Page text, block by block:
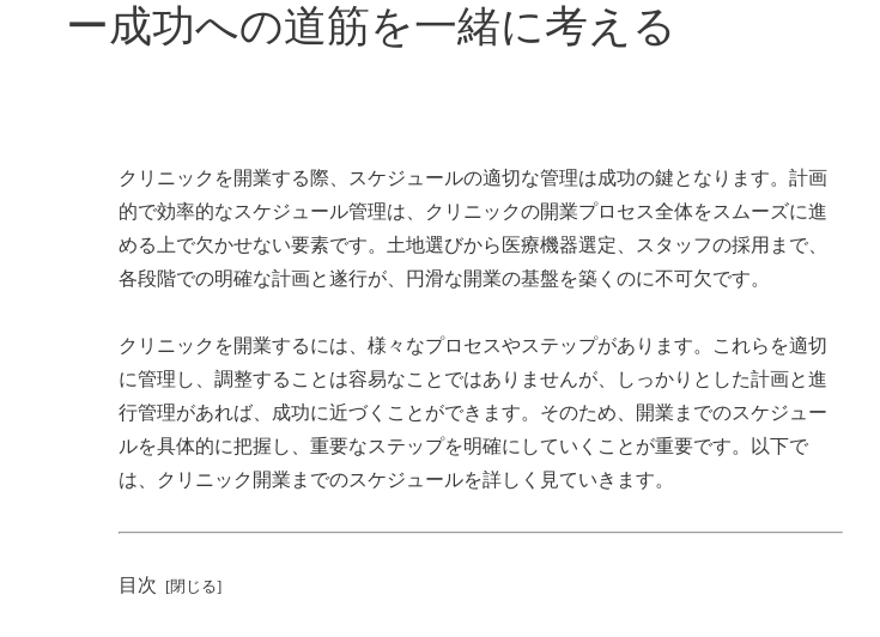
ー成功への道筋を一緒に考える
クリニックを開業する際、スケジュールの適切な管理は成功の鍵となります。計画
的で効率的なスケジュール管理は、クリニックの開業プロセス全体をスムーズに進
める上で欠かせない要素です。土地選びから医療機器選定、スタッフの採用まで、
各段階での明確な計画と遂行が、円滑な開業の基盤を築くのに不可欠です。
クリニックを開業するには、様々なプロセスやステップがあります。これらを適切
に管理し、調整することは容易なことではありませんが、しっかりとした計画と進
行管理があれば、成功に近づくことができます。そのため、開業までのスケジュー
ルを具体的に把握し、重要なステップを明確にしていくことが重要です。以下で
は、クリニック開業までのスケジュールを詳しく見ていきます。
目次